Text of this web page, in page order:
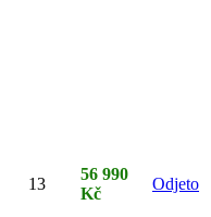
13
56 990
Kč
Odjeto